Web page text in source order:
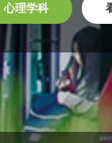
心理学科